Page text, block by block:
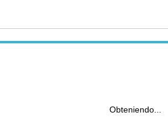
Obteniendo...